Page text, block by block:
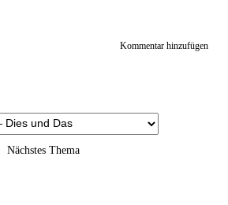
Kommentar hinzufügen
Nächstes Thema